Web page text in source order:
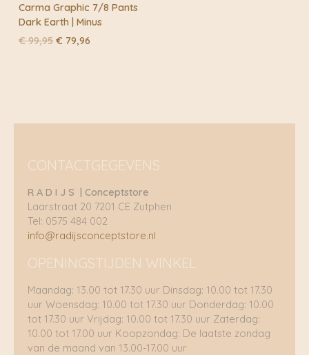
Carma Graphic 7/8 Pants
Dark Earth | Minus
€99,95 Oorspronkelijke
€ 79,96
CONTACTGEGEVENS
R A D I J S | Conceptstore
Laarstraat 20 7201 CE Zutphen
Tel: 0575 484 002
info@radijsconceptstore.nl
OPENINGSTIJDEN WINKEL
Maandag: 13.00 tot 17.30 uur Dinsdag: 10.00 tot 17.30
uur Woensdag: 10.00 tot 17.30 uur Donderdag: 10.00
tot 17.30 uur Vrijdag: 10.00 tot 17.30 uur Zaterdag:
10.00 tot 17.00 uur Koopzondag: De laatste zondag
van de maand van 13.00-17.00 uur